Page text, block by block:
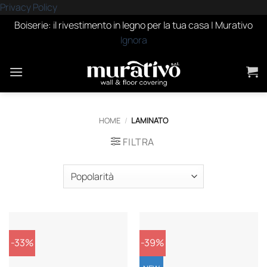
Privacy Policy
Boiserie: il rivestimento in legno per la tua casa | Murativo
Ignora
HOME / LAMINATO
FILTRA
-33% -39%